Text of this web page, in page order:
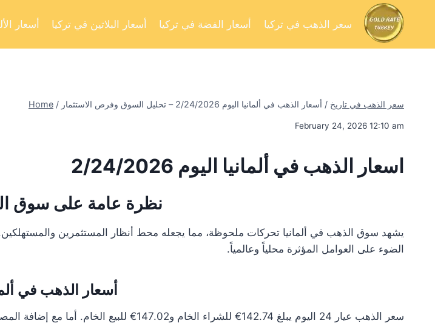
أسعار أسعار البلاتين في تركيا أسعار الفضة في تركيا سعر الذهب في تركيا
Home / سعر الذهب في تاريخ / أسعار الذهب في ألمانيا اليوم 2/24/2026 – تحليل السوق وفرص الاستثمار
February 24, 2026 12:10 am
اسعار الذهب في ألمانيا اليوم 2/24/2026
نظرة عامة على سوق
يشهد سوق الذهب في ألمانيا تحركات ملحوظة، مما يجعله محط أنظار المستثمرين والمستهلكين.
الضوء على العوامل المؤثرة محلياً وعالمياً.
أسعار الذهب في